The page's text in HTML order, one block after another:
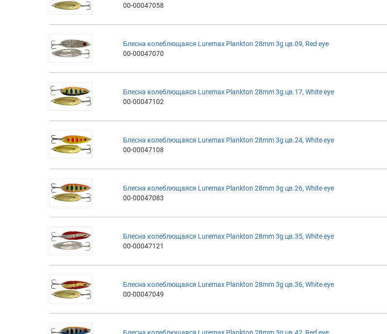
00-00047058
Блесна колеблющаяся Luremax Plankton 28mm 3g цв.09, Red eye
00-00047070
Блесна колеблющаяся Luremax Plankton 28mm 3g цв.17, White eye
00-00047102
Блесна колеблющаяся Luremax Plankton 28mm 3g цв.24, White eye
00-00047108
Блесна колеблющаяся Luremax Plankton 28mm 3g цв.26, White eye
00-00047083
Блесна колеблющаяся Luremax Plankton 28mm 3g цв.35, White eye
00-00047121
Блесна колеблющаяся Luremax Plankton 28mm 3g цв.36, White eye
00-00047049
Блесна колеблющаяся Luremax Plankton 28mm 3g цв.42, Red eye